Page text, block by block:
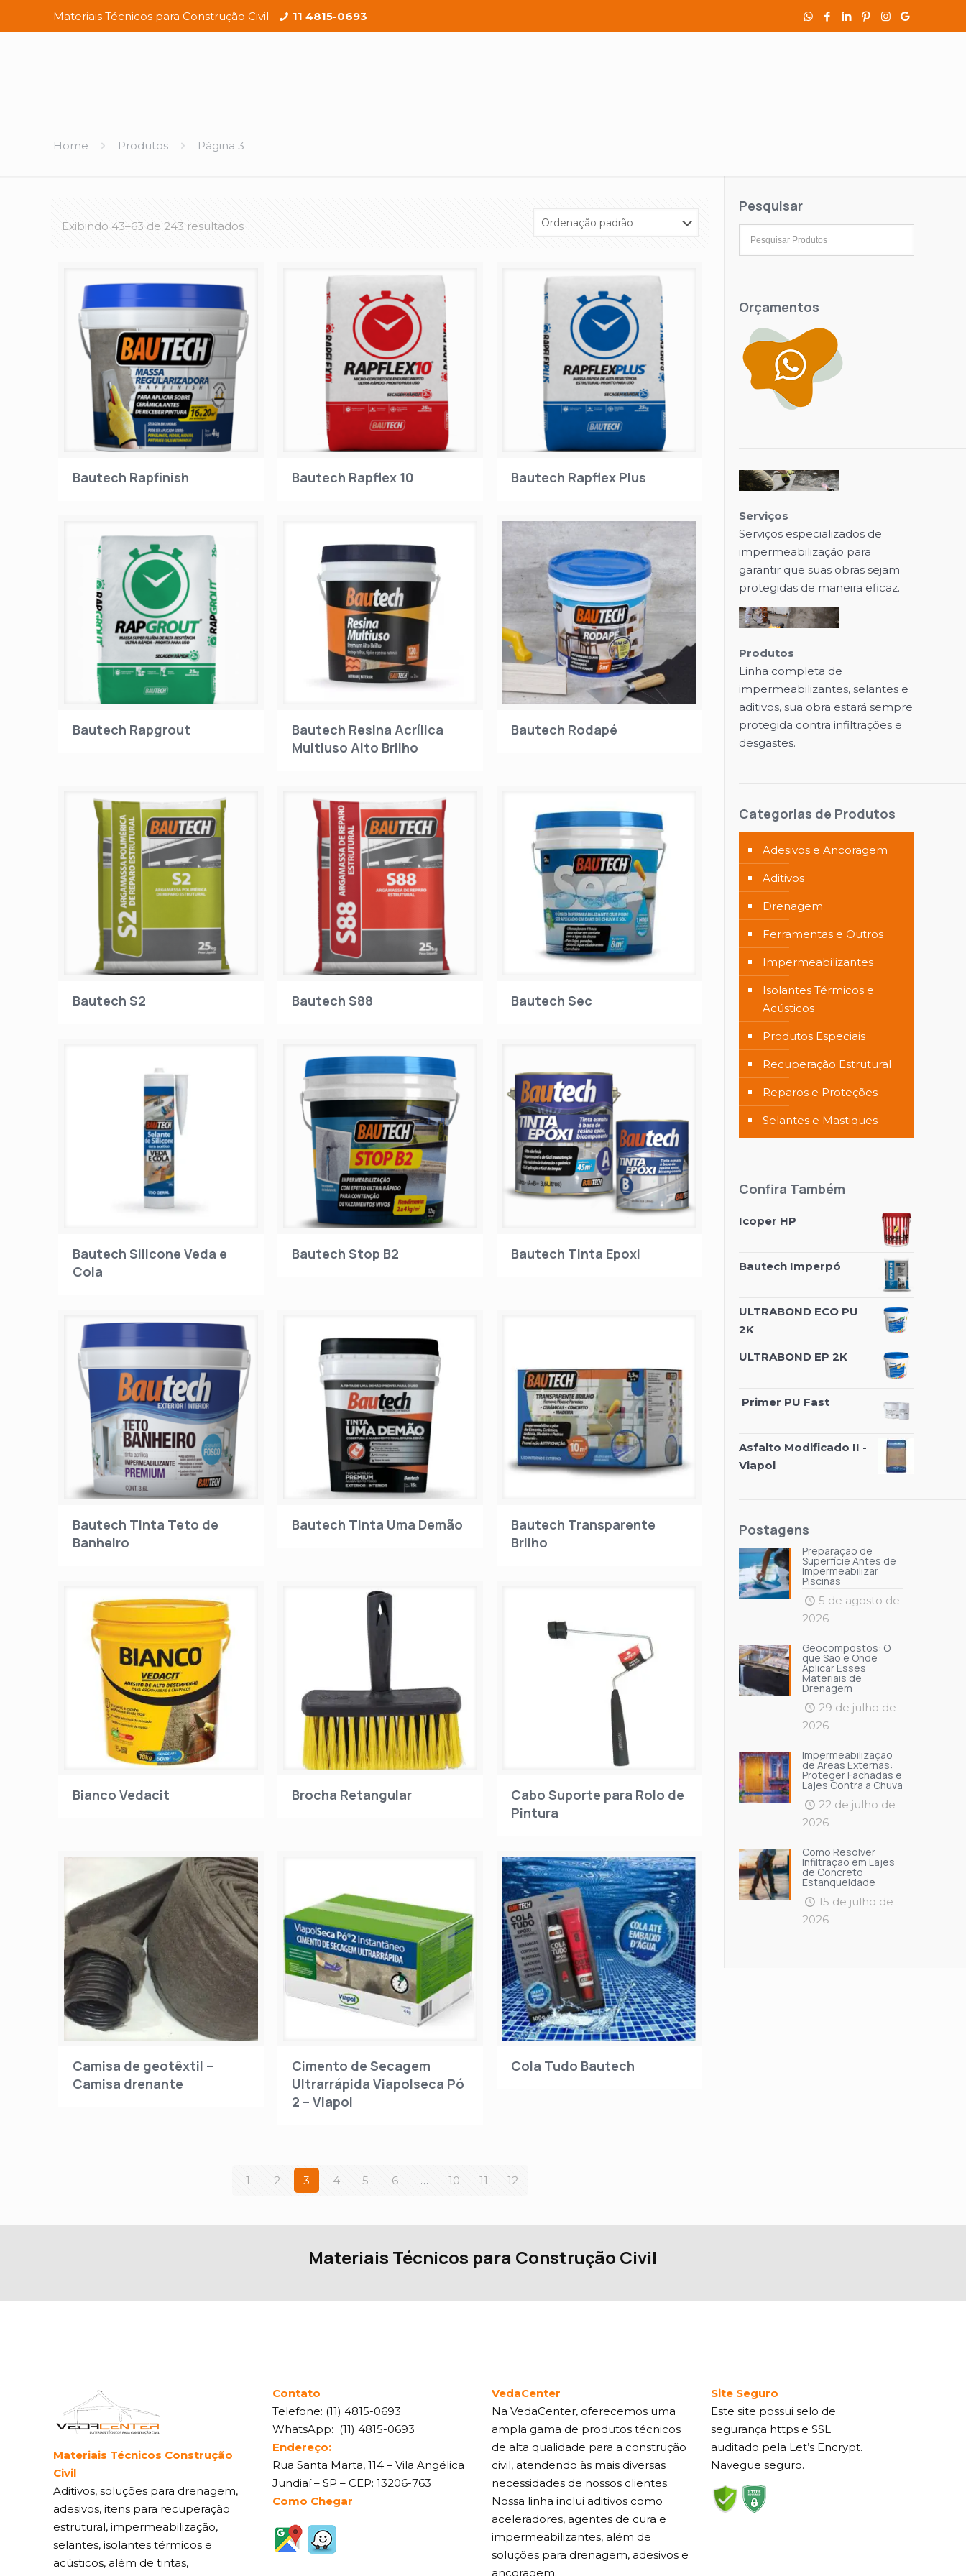
Materiais Técnicos para Construção Civil 11 4815-0693
Home Produtos Página 3
Exibindo 43–63 de 243 resultados
Bautech Rapfinish Bautech Rapflex 10 Bautech Rapflex Plus
Bautech Rapgrout
Bautech Resina Acrílica
Multiuso Alto Brilho
Bautech Rodapé
Bautech S2 Bautech S88 Bautech Sec
Bautech Silicone Veda e
Cola
Bautech Stop B2 Bautech Tinta Epoxi
Bautech Tinta Teto de
Banheiro
Bautech Tinta Uma Demão
Bautech Transparente
Brilho
Bianco Vedacit Brocha Retangular
Cabo Suporte para Rolo de
Pintura
Camisa de geotêxtil –
Camisa drenante
Cimento de Secagem
Ultrarrápida Viapolseca Pó
2 – Viapol
Cola Tudo Bautech
1 2 3 4 5 6 … 10 11 12
Pesquisar
Orçamentos
Serviços
Serviços especializados de
impermeabilização para
garantir que suas obras sejam
protegidas de maneira eficaz.
Produtos
Linha completa de
impermeabilizantes, selantes e
aditivos, sua obra estará sempre
protegida contra infiltrações e
desgastes.
Categorias de Produtos
Adesivos e Ancoragem
Aditivos
Drenagem
Ferramentas e Outros
Impermeabilizantes
Isolantes Térmicos e
Acústicos
Produtos Especiais
Recuperação Estrutural
Reparos e Proteções
Selantes e Mastiques
Confira Também
Icoper HP
Bautech Imperpó
ULTRABOND ECO PU
2K
ULTRABOND EP 2K
Primer PU Fast
Asfalto Modificado II -
Viapol
Postagens
Preparação de
Superfície Antes de
Impermeabilizar
Piscinas
5 de agosto de
2026
Geocompostos: O
que São e Onde
Aplicar Esses
Materiais de
Drenagem
29 de julho de
2026
Impermeabilização
de Áreas Externas:
Proteger Fachadas e
Lajes Contra a Chuva
22 de julho de
2026
Como Resolver
Infiltração em Lajes
de Concreto:
Estanqueidade
15 de julho de
2026
Materiais Técnicos para Construção Civil
Materiais Técnicos Construção
Civil
Aditivos, soluções para drenagem,
adesivos, itens para recuperação
estrutural, impermeabilização,
selantes, isolantes térmicos e
acústicos, além de tintas,
Contato
Telefone: (11) 4815-0693
WhatsApp: (11) 4815-0693
Endereço:
Rua Santa Marta, 114 – Vila Angélica
Jundiaí – SP – CEP: 13206-763
Como Chegar
VedaCenter
Na VedaCenter, oferecemos uma
ampla gama de produtos técnicos
de alta qualidade para a construção
civil, atendendo às mais diversas
necessidades de nossos clientes.
Nossa linha inclui aditivos como
aceleradores, agentes de cura e
impermeabilizantes, além de
soluções para drenagem, adesivos e
ancoragem.
Site Seguro
Este site possui selo de
segurança https e SSL
auditado pela Let’s Encrypt.
Navegue seguro.